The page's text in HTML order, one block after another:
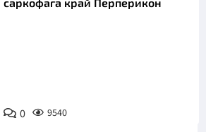
0 9540